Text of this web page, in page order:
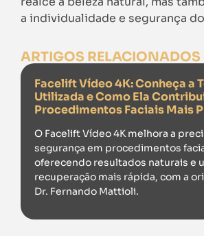
a individualidade e segurança
ARTIGOS RELACIONADOS
Facelift Vídeo 4K: Conheça a
Utilizada e Como Ela
Procedimentos Faciais Mais
O Facelift Vídeo 4K melhora a
segurança em procedimentos
oferecendo resultados naturais e
recuperação mais rápida, com a
Dr. Fernando Mattioli.